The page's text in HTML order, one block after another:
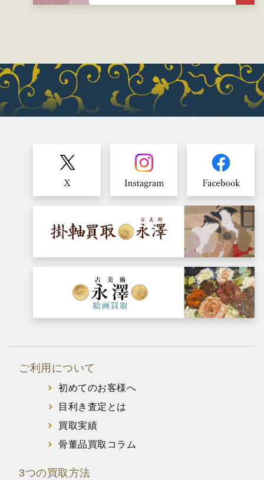
ご利用について
初めてのお客様へ
目利き査定とは
買取実績
骨董品買取コラム
3つの買取方法